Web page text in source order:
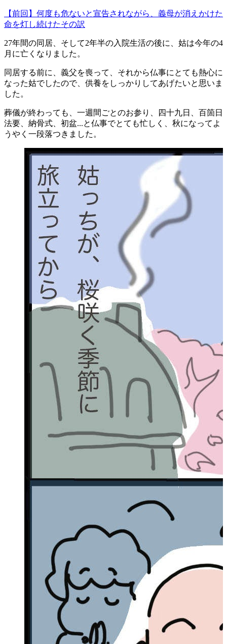
【前回】何度も危ないと宣告されながら、義母が消えかけた
命を灯し続けたその訳
27年間の同居、そして2年半の入院生活の後に、 姑は今年の4
月に亡くなりました。
同居する前に、義父を喪って、 それから仏事にとても熱心に
なった姑でしたので、 供養をしっかりしてあげたいと思いま
した。
葬儀が終わっても、一週間ごとのお参り、四十九日、百箇日
法要、 納骨式、初盆...と仏事でとても忙しく、 秋になってよ
うやく一段落つきました。